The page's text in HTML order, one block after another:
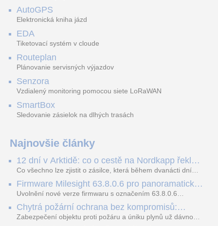
SONOFF.
2.67 €
teploty pro měření
36.13 €
NVR5864-EI2
detekce, rozpoznávání
bráne
AutoGPS
Elektronická kniha jázd
EDA
Tiketovací systém v cloude
Routeplan
Plánovanie servisných výjazdov
Senzora
Vzdialený monitoring pomocou siete LoRaWAN
SmartBox
Sledovanie zásielok na dlhých trasách
Najnovšie články
12 dní v Arktidě: co o cestě na Nordkapp řekla
data ze SMARTBOX 2 MAX
Co všechno lze zjistit o zásilce, která během dvanácti dní
Tromsø přes Lofoty, Kirunu a finské Laponsko až na
Nordkapp. Bez jediného dobití, v mrazu až −13 °C a mimo
stabilní mobilní signál zaznamenával polohu, teplotu, světlo,
otřesy i náklon. Výsledkem není jen čára na mapě, ale
podrobný datový příběh celé cesty.
Firmware Milesight 63.8.0.6 pro panoramatické
kamery a modely řady Q1
Uvolnění nové verze firmwaru s označením 63.8.0.6
představuje důležitý posun v rozvoji funkcí a celkové stability
IP kamer Milesight. Tato aktualizace se nezaměřuje pouze
na běžnou údržbu systému, ale prakticky rozšiřuje možnosti
Chytrá požární ochrana bez kompromisů:
Ekosystém FireSafe pod lupou
Zabezpečení objektu proti požáru a úniku plynů už dávno